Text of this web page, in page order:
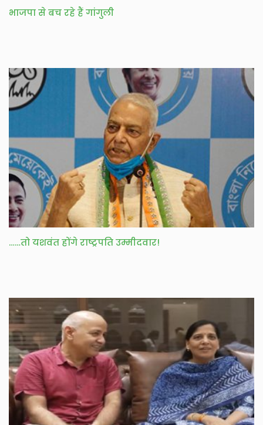
भाजपा से बच रहे हैं गांगुली
……तो यशवंत होंगे राष्ट्रपति उम्मीदवार!